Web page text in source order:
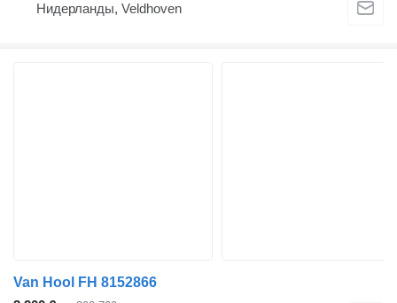
Нидерланды, Veldhoven
Van Hool FH 8152866